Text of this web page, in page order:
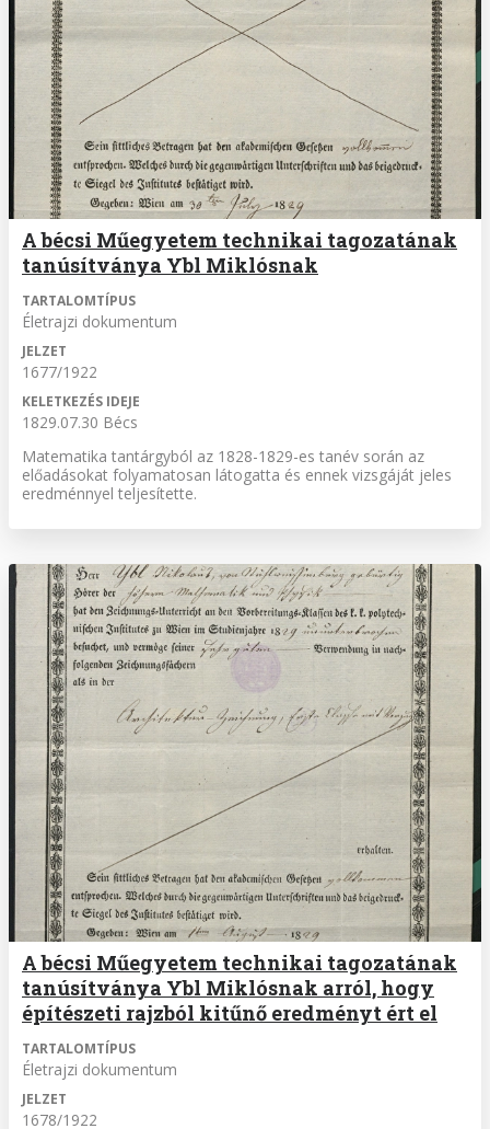
A bécsi Műegyetem technikai tagozatának
tanúsítványa Ybl Miklósnak
TARTALOMTÍPUS
Életrajzi dokumentum
JELZET
1677/1922
KELETKEZÉS IDEJE
1829.07.30 Bécs
Matematika tantárgyból az 1828-1829-es tanév során az
előadásokat folyamatosan látogatta és ennek vizsgáját jeles
eredménnyel teljesítette.
A bécsi Műegyetem technikai tagozatának
tanúsítványa Ybl Miklósnak arról, hogy
építészeti rajzból kitűnő eredményt ért el
TARTALOMTÍPUS
Életrajzi dokumentum
JELZET
1678/1922